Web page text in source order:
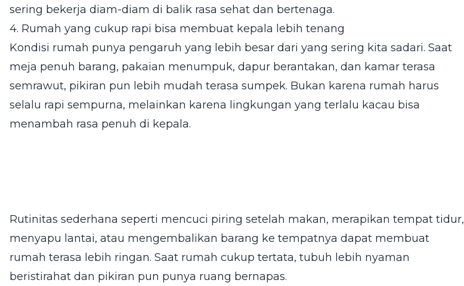
sering bekerja diam-diam di balik rasa sehat dan bertenaga.
4. Rumah yang cukup rapi bisa membuat kepala lebih tenang
Kondisi rumah punya pengaruh yang lebih besar dari yang sering kita sadari. Saat
meja penuh barang, pakaian menumpuk, dapur berantakan, dan kamar terasa
semrawut, pikiran pun lebih mudah terasa sumpek. Bukan karena rumah harus
selalu rapi sempurna, melainkan karena lingkungan yang terlalu kacau bisa
menambah rasa penuh di kepala.
Rutinitas sederhana seperti mencuci piring setelah makan, merapikan tempat tidur,
menyapu lantai, atau mengembalikan barang ke tempatnya dapat membuat
rumah terasa lebih ringan. Saat rumah cukup tertata, tubuh lebih nyaman
beristirahat dan pikiran pun punya ruang bernapas.